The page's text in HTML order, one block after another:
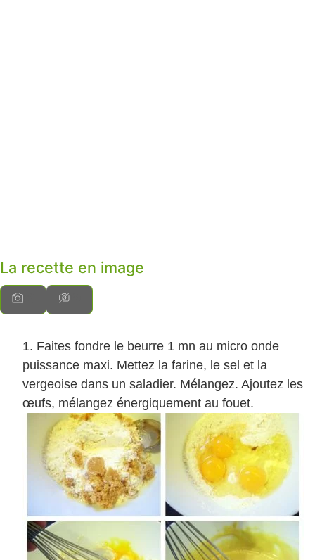
La recette en image
Faites fondre le beurre 1 mn au micro onde
puissance maxi. Mettez la farine, le sel et la
vergeoise dans un saladier. Mélangez. Ajoutez les
œufs, mélangez énergiquement au fouet.